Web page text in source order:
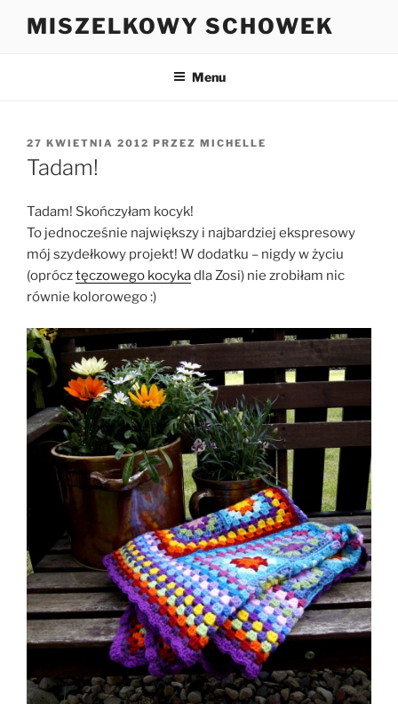
MISZELKOWY SCHOWEK
Menu
OPUBLIKOWANE
W
27 KWIETNIA 2012 PRZEZ MICHELLE
Tadam!
Tadam! Skończyłam kocyk!
To jednocześnie największy i najbardziej ekspresowy
mój szydełkowy projekt! W dodatku – nigdy w życiu
(oprócztęczowego kocykadla Zosi) nie zrobiłam nic
równie kolorowego :)